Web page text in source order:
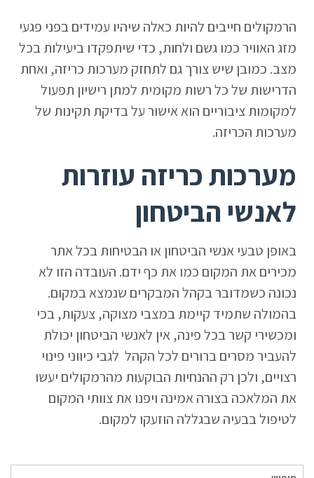
הרמקולים חייבים להיות כאלה שיהיו עמידים בפני פגעי
מזג האוויר כמו גשם ולחות, כדי שיתפקדו ביעילות בכל
מצב. כמובן שיש צורך גם לתחזק מערכות כריזה, ואחת
הדרישות של כל רשות מקומית למתן רישיון תפעול
למקומות ציבוריים הוא אישור על בדיקת תקינות של
מערכות הכריזה.
מערכות כריזה עוזרות
לאנשי הביטחון
באופן טבעי אנשי הביטחון או הבטיחות בכל אתר
מכירים את המקום כמו את כף ידם. העובדה הזו לא
נכונה כשמדובר בקהל המבקרים שנמצא במקום.
בהמולה שתמיד קיימת במצבי מצוקה, צעקות, בכי
ומכשירי קשר בכל פינה, אין לאנשי הביטחון יכולת
להעביר מסרים ברורים לכל הקהל לגבי כיווני פינוי
רצויים, ולכן רק ההנחיות הבוקעות מהרמקולים יעשו
את המלאכה בצורה אמינה ויפנו את צוותי המקום
לטיפול בבעיה שבגללה הוזעקו למקום.